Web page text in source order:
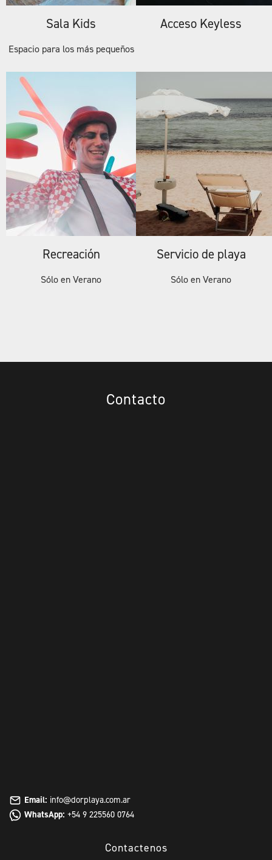
Sala Kids
Espacio para los más pequeños
Acceso Keyless
Recreación
Sólo en Verano
Servicio de playa
Sólo en Verano
Contacto
Contactenos
Email: info@dorplaya.com.ar
WhatsApp: +54 9 225560 0764